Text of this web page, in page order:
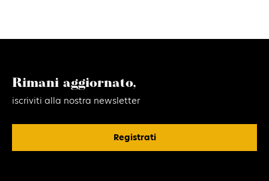
Rimani aggiornato,
iscriviti alla nostra newsletter
Registrati